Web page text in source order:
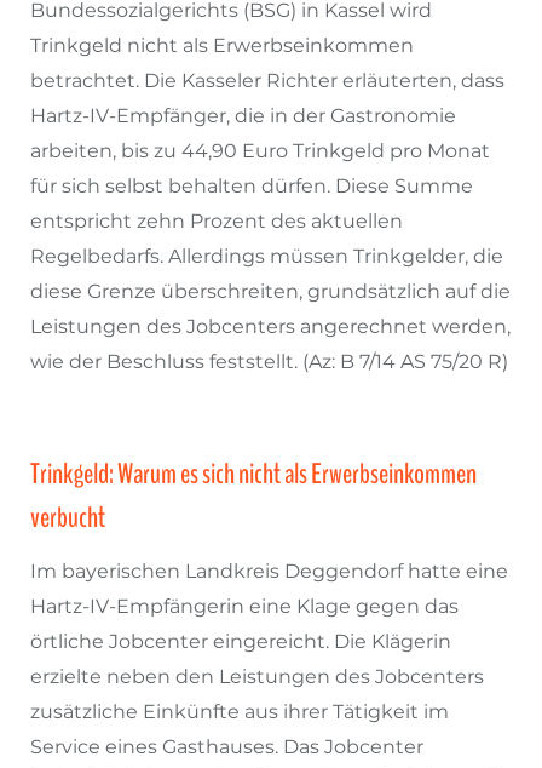
Bundessozialgerichts (BSG) in Kassel wird
Trinkgeld nicht als Erwerbseinkommen
betrachtet. Die Kasseler Richter erläuterten, dass
Hartz-IV-Empfänger, die in der Gastronomie
arbeiten, bis zu 44,90 Euro Trinkgeld pro Monat
für sich selbst behalten dürfen. Diese Summe
entspricht zehn Prozent des aktuellen
Regelbedarfs. Allerdings müssen Trinkgelder, die
diese Grenze überschreiten, grundsätzlich auf die
Leistungen des Jobcenters angerechnet werden,
wie der Beschluss feststellt. (Az: B 7/14 AS 75/20 R)
Trinkgeld: Warum es sich nicht als Erwerbseinkommen
verbucht
Im bayerischen Landkreis Deggendorf hatte eine
Hartz-IV-Empfängerin eine Klage gegen das
örtliche Jobcenter eingereicht. Die Klägerin
erzielte neben den Leistungen des Jobcenters
zusätzliche Einkünfte aus ihrer Tätigkeit im
Service eines Gasthauses. Das Jobcenter